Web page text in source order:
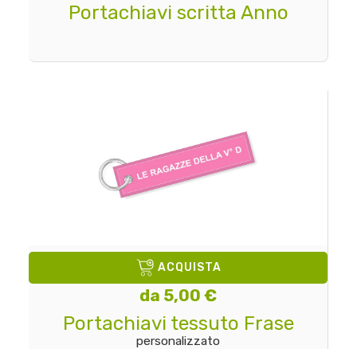
Portachiavi scritta Anno
ACQUISTA
da 5,00 €
Portachiavi tessuto Frase
personalizzato